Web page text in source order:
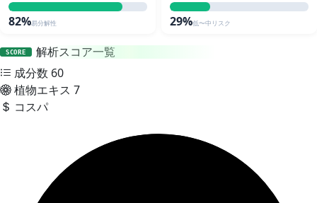
82%易分解性 29%低〜中リスク
SCORE
解析スコア一覧
成分数 60
植物エキス 7
コスパ